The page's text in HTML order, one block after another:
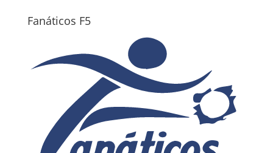
Fanáticos F5